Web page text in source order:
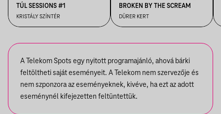
TÚL SESSIONS #1
KRISTÁLY SZÍNTÉR
BROKEN BY THE SCREAM
DÜRER KERT
A Telekom Spots egy nyitott programajánló, ahová bárki
feltöltheti saját eseményeit. A Telekom nem szervezője és
nem szponzora az eseményeknek, kivéve, ha ezt az adott
eseménynél kifejezetten feltüntettük.